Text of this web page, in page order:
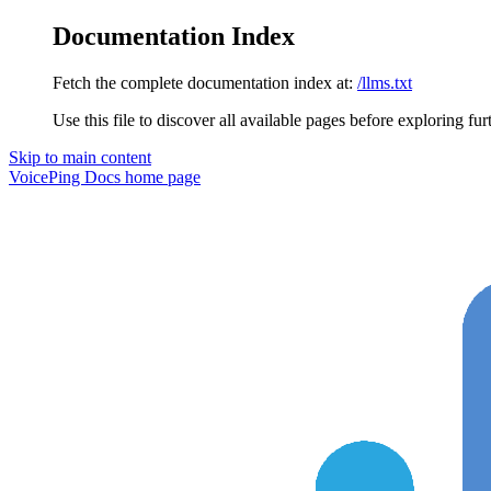
Documentation Index
Fetch the complete documentation index at: /llms.txt
Use this file to discover all available pages before exploring
Skip to main content
VoicePing Docs home page